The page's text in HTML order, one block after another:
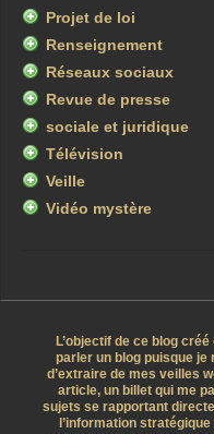
Projet de loi
Renseignement
Réseaux sociaux
Revue de presse
sociale et juridique
Télévision
Veille
Vidéo mystère
L’objectif de ce blog
parler un blog puisque je
d’extraire de mes veilles
article, un billet qui me
sujets se rapportant
l’information